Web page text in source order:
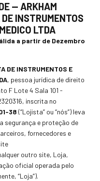
— ARKHAM
INSTRUMENTOS
LTDA
a partir de Dezembro
DE INSTRUMENTOS E
, pessoa jurídica de direito
F Lote 4 Sala 101 -
inscrita no
38 (“Lojista” ou “nós”) leva
segurança e proteção de
fornecedores e
outro site, Loja,
oficial operada pelo
“Loja”).